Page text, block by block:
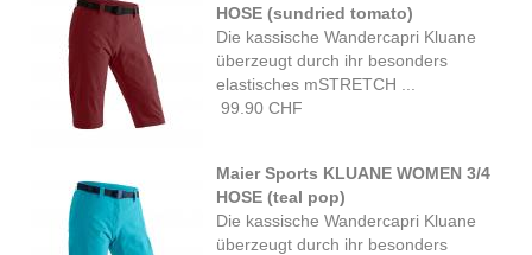
HOSE (sundried tomato)
Die kassische Wandercapri Kluane
überzeugt durch ihr besonders
elastisches mSTRETCH ...
99.90 CHF
Maier Sports KLUANE WOMEN 3/4
HOSE (teal pop)
Die kassische Wandercapri Kluane
überzeugt durch ihr besonders